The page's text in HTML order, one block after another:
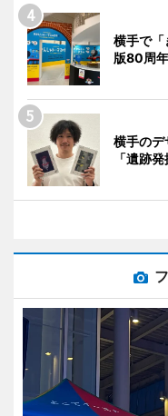
横手で
版80周
横手の
「遺跡